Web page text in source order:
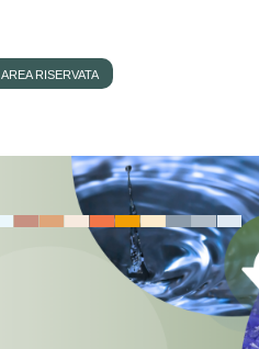
AREA RISERVATA